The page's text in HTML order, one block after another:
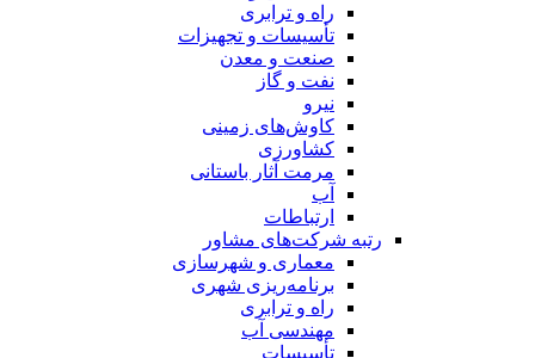
راه و ترابری
تأسیسات و تجهیزات
صنعت و معدن
نفت و گاز
نیرو
کاوش‌های زمینی
کشاورزی
مرمت آثار باستانی
آب
ارتباطات
رتبه شرکت‌های مشاور
معماری و شهرسازی
برنامه‌ریزی شهری
راه و ترابری
مهندسی آب
تأسیسات